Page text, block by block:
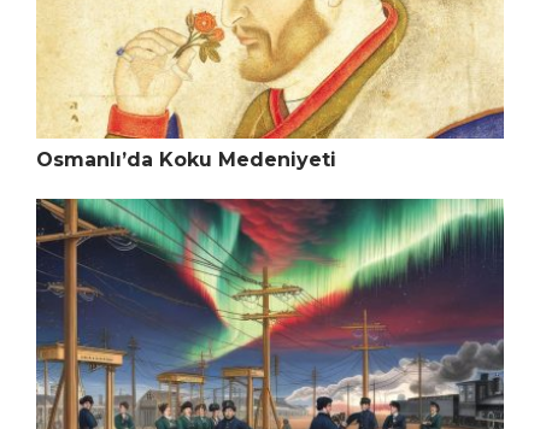
Osmanlı’da Koku Medeniyeti